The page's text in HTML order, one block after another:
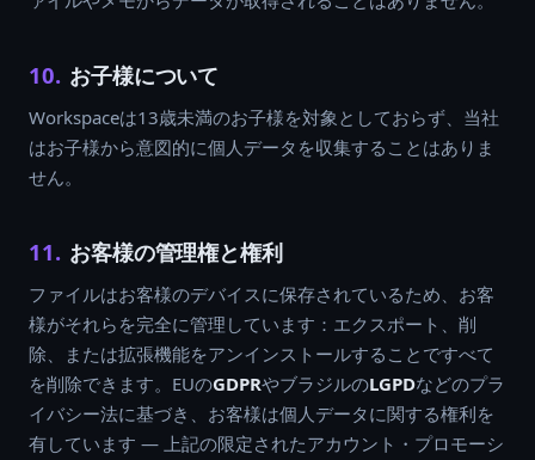
10. お子様について
Workspaceは13歳未満のお子様を対象としておらず、当社
はお子様から意図的に個人データを収集することはありま
せん。
11. お客様の管理権と権利
ファイルはお客様のデバイスに保存されているため、お客
様がそれらを完全に管理しています：エクスポート、削
除、または拡張機能をアンインストールすることですべて
を削除できます。EUのGDPRやブラジルのLGPDなどのプラ
イバシー法に基づき、お客様は個人データに関する権利を
有しています — 上記の限定されたアカウント・プロモーシ